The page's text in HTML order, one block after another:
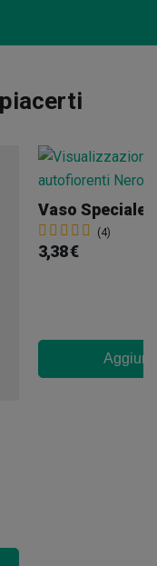
Vaso Speciale
(4)
3,38 €